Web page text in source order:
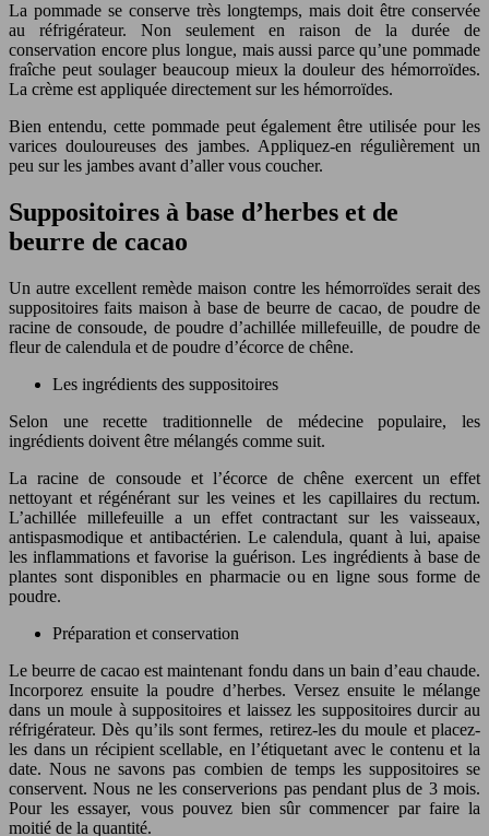
La pommade se conserve très longtemps, mais doit être conservée
au réfrigérateur. Non seulement en raison de la durée de
conservation encore plus longue, mais aussi parce qu’une pommade
fraîche peut soulager beaucoup mieux la douleur des hémorroïdes.
La crème est appliquée directement sur les hémorroïdes.
Bien entendu, cette pommade peut également être utilisée pour les
varices douloureuses des jambes. Appliquez-en régulièrement un
peu sur les jambes avant d’aller vous coucher.
Suppositoires à base d’herbes et de
beurre de cacao
Un autre excellent remède maison contre les hémorroïdes serait des
suppositoires faits maison à base de beurre de cacao, de poudre de
racine de consoude, de poudre d’achillée millefeuille, de poudre de
fleur de calendula et de poudre d’écorce de chêne.
Les ingrédients des suppositoires
Selon une recette traditionnelle de médecine populaire, les
ingrédients doivent être mélangés comme suit.
La racine de consoude et l’écorce de chêne exercent un effet
nettoyant et régénérant sur les veines et les capillaires du rectum.
L’achillée millefeuille a un effet contractant sur les vaisseaux,
antispasmodique et antibactérien. Le calendula, quant à lui, apaise
les inflammations et favorise la guérison. Les ingrédients à base de
plantes sont disponibles en pharmacie ou en ligne sous forme de
poudre.
Préparation et conservation
Le beurre de cacao est maintenant fondu dans un bain d’eau chaude.
Incorporez ensuite la poudre d’herbes. Versez ensuite le mélange
dans un moule à suppositoires et laissez les suppositoires durcir au
réfrigérateur. Dès qu’ils sont fermes, retirez-les du moule et placez-
les dans un récipient scellable, en l’étiquetant avec le contenu et la
date. Nous ne savons pas combien de temps les suppositoires se
conservent. Nous ne les conserverions pas pendant plus de 3 mois.
Pour les essayer, vous pouvez bien sûr commencer par faire la
moitié de la quantité.